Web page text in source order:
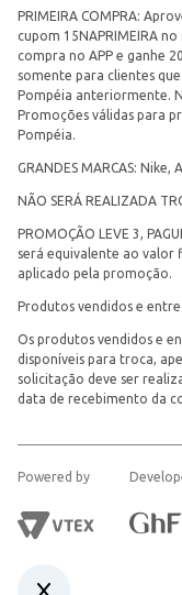
PRIMEIRA COMPRA:
cupom 15NAPRIMEIRA
compra no APP e ganhe
somente para clientes
Pompéia anteriormente.
Promoções válidas para
Pompéia.
GRANDES MARCAS:
NÃO SERÁ REALIZADA
PROMOÇÃO LEVE 3,
será equivalente ao valor
aplicado pela promoção.
Produtos vendidos e
Os produtos vendidos e
disponíveis para troca,
solicitação deve ser
data de recebimento da
Powered by